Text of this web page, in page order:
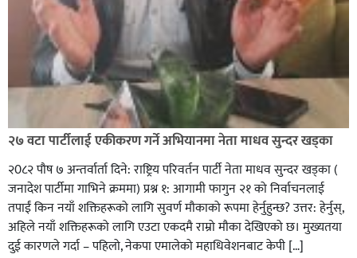
२७ वटा पार्टीलाई एकीकरण गर्ने अभियानमा नेता माधव सुन्दर खड्का
२0८२ पाैष ७ अन्तर्वार्ता दिने: राष्ट्रिय परिवर्तन पार्टी नेता माधव सुन्दर खड्का (
जनादेश पार्टीमा गाभिने क्रममा) प्रश्न १: आगामी फागुन २१ को निर्वाचनलाई
तपाईं किन नयाँ शक्तिहरूको लागि सुवर्ण मौकाको रूपमा हेर्नुहुन्छ? उत्तर: हेर्नुस्,
अहिले नयाँ शक्तिहरूको लागि एउटा एकदमै राम्रो मौका देखिएको छ। मुख्यतया
दुई कारणले गर्दा – पहिलो, नेकपा एमालेको महाधिवेशनबाट केपी […]